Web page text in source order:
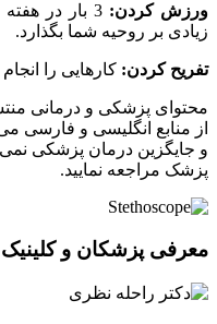
ورزش کردن:
زیادی بر روحیه شما بگذارد.
تفریح کردن: کارهایی را
محتوای پزشکی و درمانی
از منابع انگلیسی و فارسی
و جایگزین درمان پزشکی
پزشک مراجعه نمایید.
معرفی پزشکان و کلینیک